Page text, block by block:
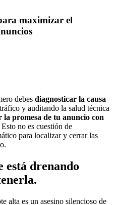
maximizar el
debes diagnosticar la causa
y auditando la salud técnica
la promesa de tu anuncio con
Esto no es cuestión de
para localizar y cerrar las
está drenando
alta es un asesino silencioso de